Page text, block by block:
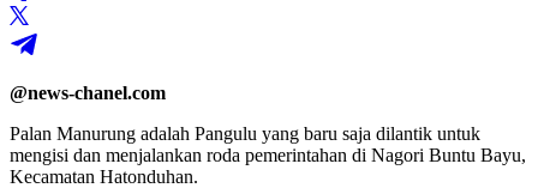
@news-chanel.com
Palan Manurung adalah Pangulu yang baru saja dilantik untuk
mengisi dan menjalankan roda pemerintahan di Nagori Buntu Bayu,
Kecamatan Hatonduhan.